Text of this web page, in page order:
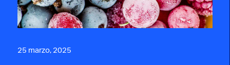
25 marzo, 2025